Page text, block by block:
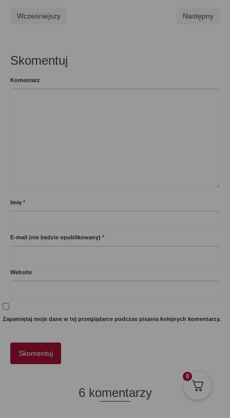
Wcześniejszy Następny
Skomentuj
Komentarz
Imię *
E-mail (nie będzie opublikowany) *
Website
Zapamiętaj moje dane w tej przeglądarce podczas pisania kolejnych komentarzy.
6 komentarzy
0